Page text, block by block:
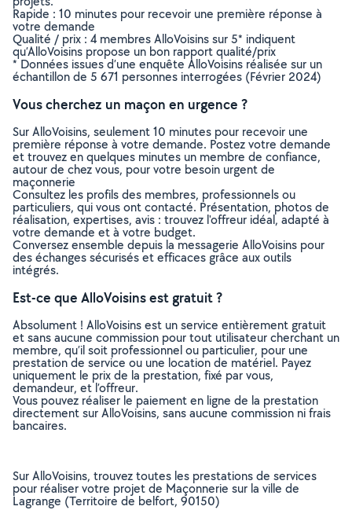
Rapide : 10 minutes pour recevoir une première réponse à
votre demande
Qualité / prix : 4 membres AlloVoisins sur 5* indiquent
qu’AlloVoisins propose un bon rapport qualité/prix
* Données issues d’une enquête AlloVoisins réalisée sur un
échantillon de 5 671 personnes interrogées (Février 2024)
Vous cherchez un maçon en urgence ?
Sur AlloVoisins, seulement 10 minutes pour recevoir une
première réponse à votre demande. Postez votre demande
et trouvez en quelques minutes un membre de confiance,
autour de chez vous, pour votre besoin urgent de
maçonnerie
Consultez les profils des membres, professionnels ou
particuliers, qui vous ont contacté. Présentation, photos de
réalisation, expertises, avis : trouvez l'offreur idéal, adapté à
votre demande et à votre budget.
Conversez ensemble depuis la messagerie AlloVoisins pour
des échanges sécurisés et efficaces grâce aux outils
intégrés.
Est-ce que AlloVoisins est gratuit ?
Absolument ! AlloVoisins est un service entièrement gratuit
et sans aucune commission pour tout utilisateur cherchant un
membre, qu’il soit professionnel ou particulier, pour une
prestation de service ou une location de matériel. Payez
uniquement le prix de la prestation, fixé par vous,
demandeur, et l’offreur.
Vous pouvez réaliser le paiement en ligne de la prestation
directement sur AlloVoisins, sans aucune commission ni frais
bancaires.
Sur AlloVoisins, trouvez toutes les prestations de services
pour réaliser votre projet de Maçonnerie sur la ville de
Lagrange (Territoire de belfort, 90150)